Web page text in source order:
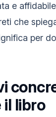
e
che
per
il libro